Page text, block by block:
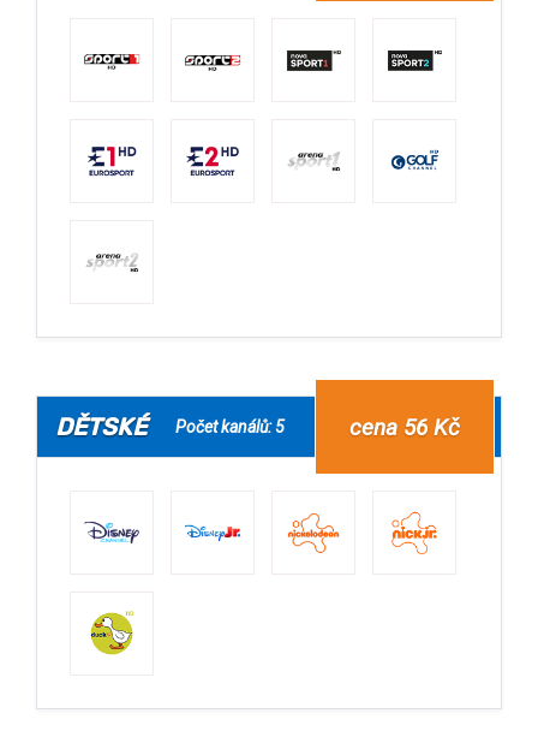
DĚTSKÉ Počet kanálů: 5 cena 56 Kč